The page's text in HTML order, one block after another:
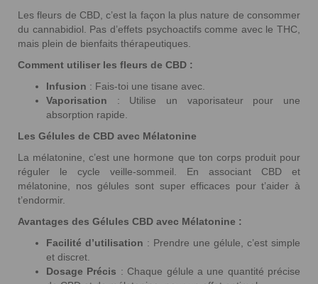
Les fleurs de CBD, c’est la façon la plus nature de consommer
du cannabidiol. Pas d’effets psychoactifs comme avec le THC,
mais plein de bienfaits thérapeutiques.
Comment utiliser les fleurs de CBD :
Infusion : Fais-toi une tisane avec.
Vaporisation : Utilise un vaporisateur pour une
absorption rapide.
Les Gélules de CBD avec Mélatonine
La mélatonine, c’est une hormone que ton corps produit pour
réguler le cycle veille-sommeil. En associant CBD et
mélatonine, nos gélules sont super efficaces pour t’aider à
t’endormir.
Avantages des Gélules CBD avec Mélatonine :
Facilité d’utilisation : Prendre une gélule, c’est simple
et discret.
Dosage Précis : Chaque gélule a une quantité précise